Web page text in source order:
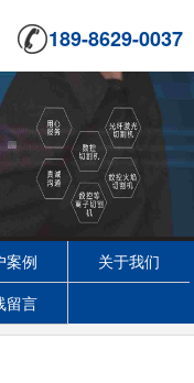
189-8629-0037
案例
关于我们
留言